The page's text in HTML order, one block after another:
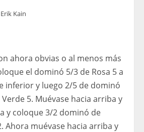
Kain
ahora obvias o al menos más
el dominó 5/3 de Rosa 5 a
inferior y luego 2/5 de dominó
5. Muévase hacia arriba y
y coloque 3/2 dominó de
Ahora muévase hacia arriba y